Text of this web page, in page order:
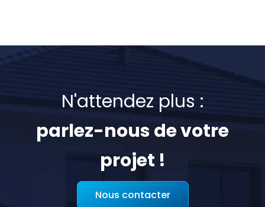
N'attendez plus :
parlez-nous de votre
projet !
Nous contacter